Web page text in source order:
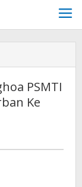
PSMTI
Ke